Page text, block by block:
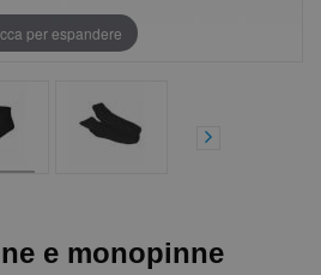
per espandere
e monopinne